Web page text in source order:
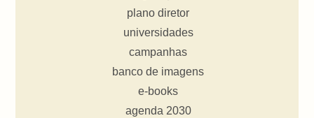
plano diretor
universidades
campanhas
banco de imagens
e-books
agenda 2030